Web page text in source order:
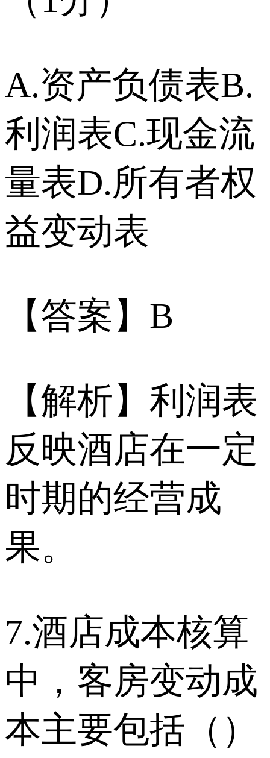
A.资产负债表B.
利润表C.现金流
量表D.所有者权
益变动表
【答案】B
【解析】利润表
反映酒店在一定
时期的经营成
果。
7.酒店成本核算
中，客房变动成
本主要包括（）